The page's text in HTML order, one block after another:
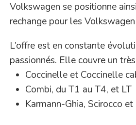
Volkswagen se positionne
rechange pour les
L’offre est en constante
passionnés. Elle couvre un
Coccinelle et Coccinelle
Combi, du T1 au T4, et
Karmann-Ghia, Scirocco